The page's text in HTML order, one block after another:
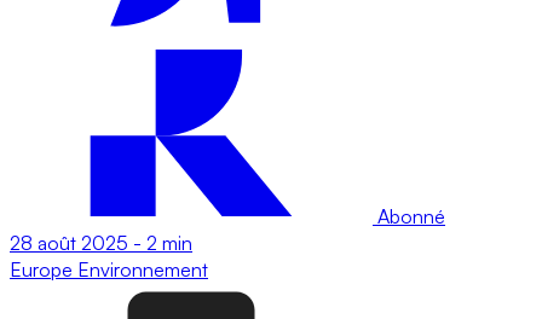
Abonné
28 août 2025 - 2 min
Europe Environnement